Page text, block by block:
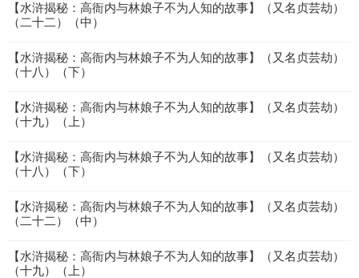
【水浒揭秘：高衙内与林娘子不为人知的故事】（又名贞芸劫）
（二十二）（中）
【水浒揭秘：高衙内与林娘子不为人知的故事】（又名贞芸劫）
（十八）（下）
【水浒揭秘：高衙内与林娘子不为人知的故事】（又名贞芸劫）
（十九）（上）
【水浒揭秘：高衙内与林娘子不为人知的故事】（又名贞芸劫）
（十八）（下）
【水浒揭秘：高衙内与林娘子不为人知的故事】（又名贞芸劫）
（二十二）（中）
【水浒揭秘：高衙内与林娘子不为人知的故事】（又名贞芸劫）
（十九）（上）